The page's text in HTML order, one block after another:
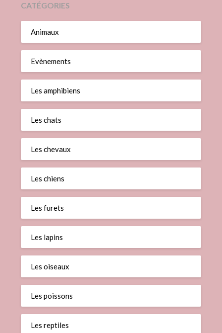
CATÉGORIES
Animaux
Evènements
Les amphibiens
Les chats
Les chevaux
Les chiens
Les furets
Les lapins
Les oiseaux
Les poissons
Les reptiles